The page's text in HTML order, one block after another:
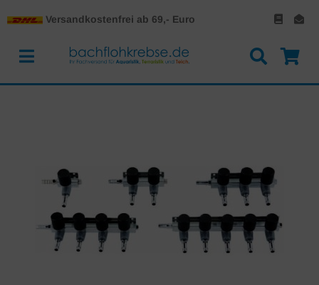
Versandkostenfrei ab 69,- Euro